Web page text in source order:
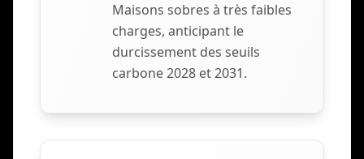
Maisons sobres à très faibles
charges, anticipant le
durcissement des seuils
carbone 2028 et 2031.